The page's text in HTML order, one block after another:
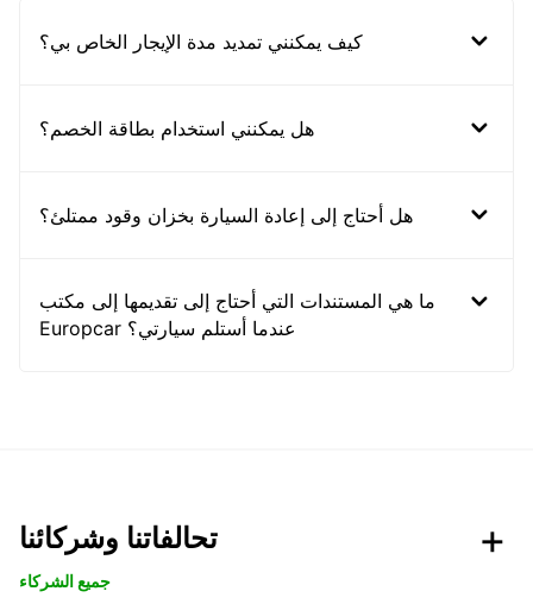
كيف يمكنني تمديد مدة الإيجار الخاص بي؟
هل يمكنني استخدام بطاقة الخصم؟
هل أحتاج إلى إعادة السيارة بخزان وقود ممتلئ؟
ما هي المستندات التي أحتاج إلى تقديمها إلى مكتب
Europcar عندما أستلم سيارتي؟
تحالفاتنا وشركائنا
جميع الشركاء